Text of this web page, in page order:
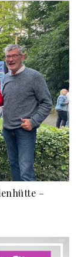
–